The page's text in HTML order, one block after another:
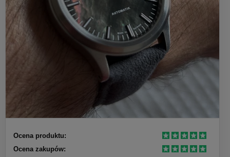
Ocena produktu:
Ocena zakupów: